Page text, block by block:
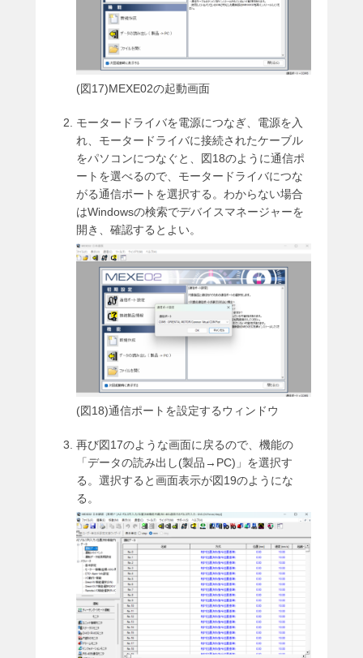
(図17)MEXE02の起動画面
モータードライバを電源につなぎ、電源を入
れ、モータードライバに接続されたケーブル
をパソコンにつなぐと、図18のように通信ポ
ートを選べるので、モータードライバにつな
がる通信ポートを選択する。わからない場合
はWindowsの検索でデバイスマネージャーを
開き、確認するとよい。
(図18)通信ポートを設定するウィンドウ
再び図17のような画面に戻るので、機能の
「データの読み出し(製品→PC)」を選択す
る。選択すると画面表示が図19のようにな
る。